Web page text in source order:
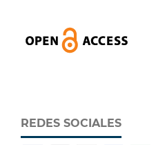
REDES SOCIALES